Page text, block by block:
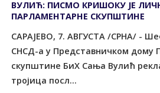
ВУЛИЋ: ПИСМО КРИШОКУ ЈЕ
ПАРЛАМЕНТАРНЕ СКУПШТИНЕ
САРАЈЕВО, 7. АВГУСТА /СРНА/ -
СНСД-а у Представничком дому
скупштине БиХ Сања Вулић
тројица посл...